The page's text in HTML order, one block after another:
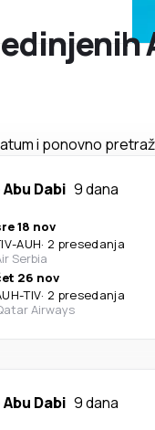
i ponovno
Abu Dabi 9 dana
18 nov
-AUH· 2 presedanja
Serbia
26 nov
-TIV· 2 presedanja
Airways
Abu Dabi 9 dana